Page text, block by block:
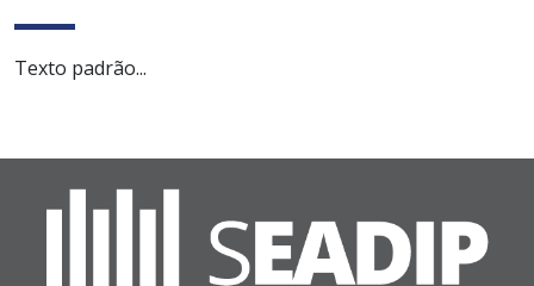
Texto padrão...